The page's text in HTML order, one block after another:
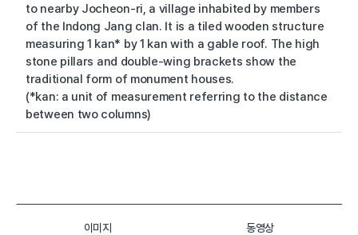
to nearby Jocheon-ri, a village inhabited by members
of the Indong Jang clan. It is a tiled wooden structure
measuring 1 kan* by 1 kan with a gable roof. The high
stone pillars and double-wing brackets show the
traditional form of monument houses.
(*kan: a unit of measurement referring to the distance
between two columns)
이미지 동영상